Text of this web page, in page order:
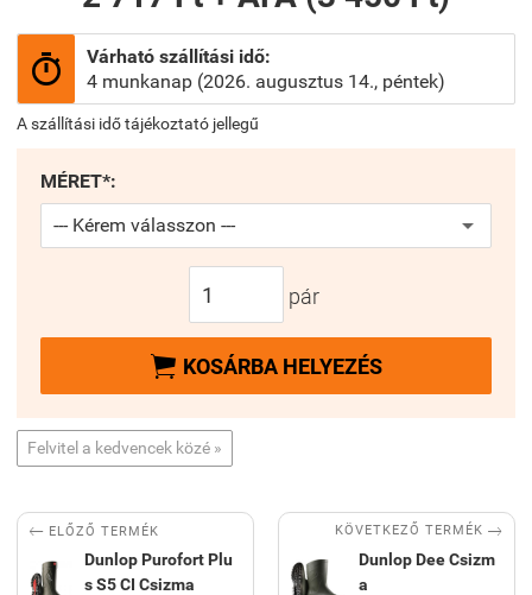

Várható szállítási idő:
4 munkanap (2026. augusztus 14., péntek)
A szállítási idő tájékoztató jellegű
MÉRET*:
pár
 KOSÁRBA HELYEZÉS
Felvitel a kedvencek közé »
 ELŐZŐ TERMÉK
Dunlop Purofort Plu
s S5 CI Csizma
KÖVETKEZŐ TERMÉK 
Dunlop Dee Csizm
a